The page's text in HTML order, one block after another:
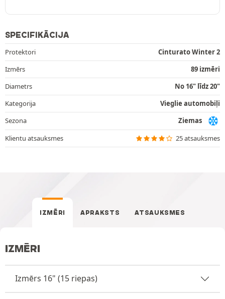
SPECIFIKĀCIJA
Protektori
Cinturato Winter 2
Izmērs
89 izmēri
Diametrs
No 16" līdz 20"
Kategorija
Vieglie automobiļi
Sezona
Ziemas
Klientu atsauksmes
25 atsauksmes
IZMĒRI APRAKSTS ATSAUKSMES
IZMĒRI
Izmērs 16" (15 riepas)